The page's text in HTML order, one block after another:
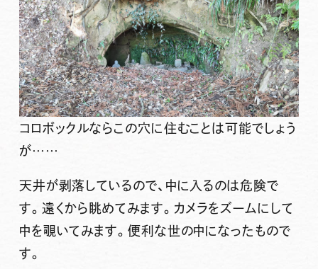
コロボックルならこの穴に住むことは可能でしょう
が……
天井が剥落しているので、中に入るのは危険で
す。遠くから眺めてみます。カメラをズームにして
中を覗いてみます。便利な世の中になったもので
す。